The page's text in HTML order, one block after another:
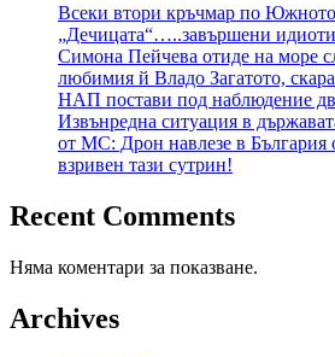
Всеки втори кръчмар по
„Дечицата“…..завършени
Симона Пейчева отиде на море
любимия й Владо Загатото,
НАП постави под наблюдение
Извънредна ситуация в
от МС: Дрон навлезе в България
взривен тази сутрин!
Recent Comments
Няма коментари за показване.
Archives